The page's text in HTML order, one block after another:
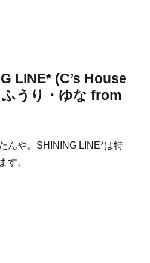
LINE* (C’s House
うり・ゆな from
んや。SHINING LINE*は特
す。